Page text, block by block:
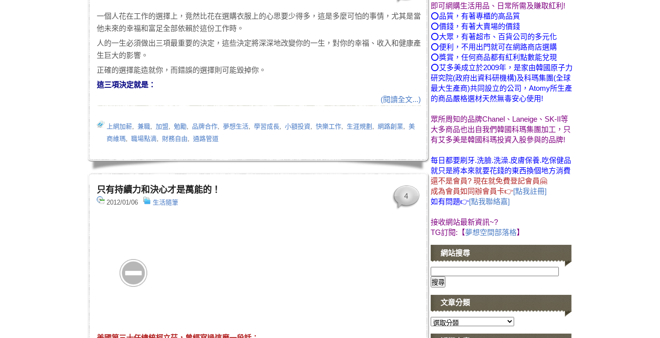
一個人花在工作的選擇上，竟然比花在選購衣服上的心思要少得多，這是多麼可怕的事情，尤其是當
他未來的幸福和富足全部依賴於這份工作時。
人的一生必須做出三項最重要的決定，這些決定將深深地改變你的一生，對你的幸福、收入和健康產
生巨大的影響。
正確的選擇能造就你，而錯誤的選擇則可能毀掉你。
這三項決定就是：
(閱讀全文...)
上網加薪, 兼職, 加盟, 勉勵, 品牌合作, 夢想生活, 學習成長, 小額投資, 快樂工作, 生涯規劃 , 網路創業, 美
商維瑪, 職場點滴, 財務自由, 通路管道
只有持續力和決心才是萬能的！
2012/01/06 生活隨筆
4
即可網購生活用品、日常所需及賺取紅利!
⭕品質，有著專櫃的高品質
⭕價錢，有著大賣場的價錢
⭕大眾，有著超市、百貨公司的多元化
⭕便利，不用出門就可在網路商店選購
⭕獎賞，任何商品都有紅利點數能兌現
⭕艾多美成立於2009年，是家由韓國原子力
研究院(政府出資科研機構)及科瑪集團(全球
最大生產商)共同設立的公司，Atomy所生產
的商品嚴格選材天然無毒安心使用!
眾所周知的品牌Chanel、Laneige、SK-II等
大多商品也出自我們韓國科瑪集團加工，只
有艾多美是韓國科瑪投資入股參與的品牌!
每日都要刷牙.洗臉.洗澡.皮膚保養.吃保健品
就只是將本來就要花錢的東西換個地方消費
還不是會員? 現在就免費登記會員🤗
成為會員如同辦會員卡👉[點我註冊]
如有問題👉[點我聯絡嘉]
接收網站最新資訊~?
TG訂閱:【夢想空間部落格】
網站搜尋
文章分類
文
章